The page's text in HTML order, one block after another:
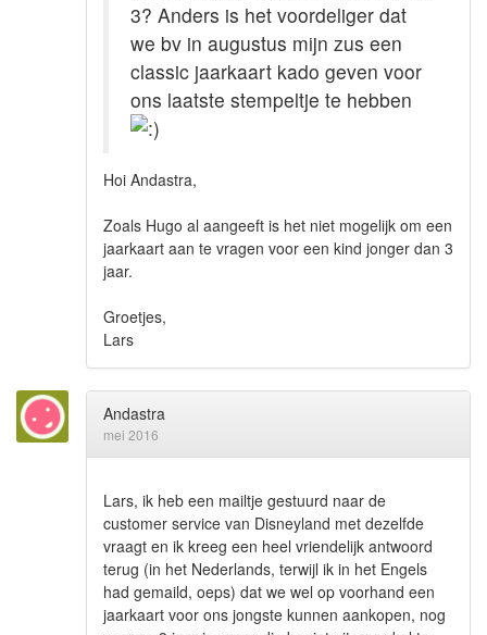
3? Anders is het voordeliger dat
we bv in augustus mijn zus een
classic jaarkaart kado geven voor
ons laatste stempeltje te hebben
Hoi Andastra,
Zoals Hugo al aangeeft is het niet mogelijk om een
jaarkaart aan te vragen voor een kind jonger dan 3
jaar.
Groetjes,
Lars
Andastra
mei 2016
Lars, ik heb een mailtje gestuurd naar de
customer service van Disneyland met dezelfde
vraagt en ik kreeg een heel vriendelijk antwoord
terug (in het Nederlands, terwijl ik in het Engels
had gemaild, oeps) dat we wel op voorhand een
jaarkaart voor ons jongste kunnen aankopen, nog